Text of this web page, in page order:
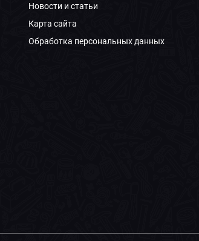
Новости и статьи
Карта сайта
Обработка персональных данных